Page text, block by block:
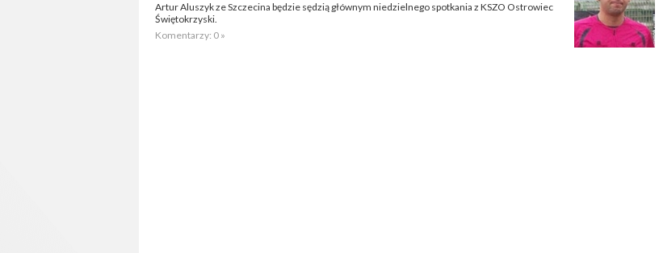
Artur Aluszyk ze Szczecina będzie sędzią głównym niedzielnego spotkania z KSZO Ostrowiec
Świętokrzyski.
Komentarzy: 0 »